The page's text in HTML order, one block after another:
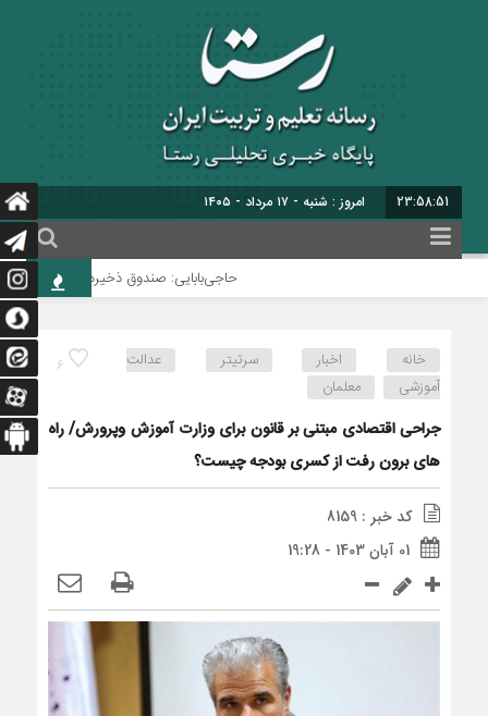
23:58:51 امروز : شنبه - ۱۷ مرداد - ۱۴۰۵
حاجی‌بابایی: صندوق ذخیره فرهنگیان
6 خانه اخبار سرتیتر
عدالت
آموزشی
معلمان
جراحی اقتصادی مبتنی بر قانون برای وزارت آموزش وپرورش/ راه
های برون رفت از کسری بودجه چیست؟
کد خبر : 8159
01 آبان 1403 - 19:28